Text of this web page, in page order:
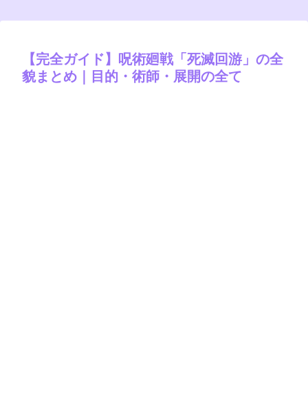
【完全ガイド】呪術廻戦「死滅回游」の全
貌まとめ｜目的・術師・展開の全て